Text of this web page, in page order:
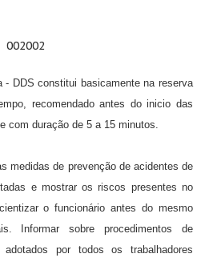
002002
DDS constitui basicamente na reserva
recomendado antes do inicio das
com duração de 5 a 15 minutos.
medidas de prevenção de acidentes de
e mostrar os riscos presentes no
o funcionário antes do mesmo
Informar sobre procedimentos de
por todos os trabalhadores